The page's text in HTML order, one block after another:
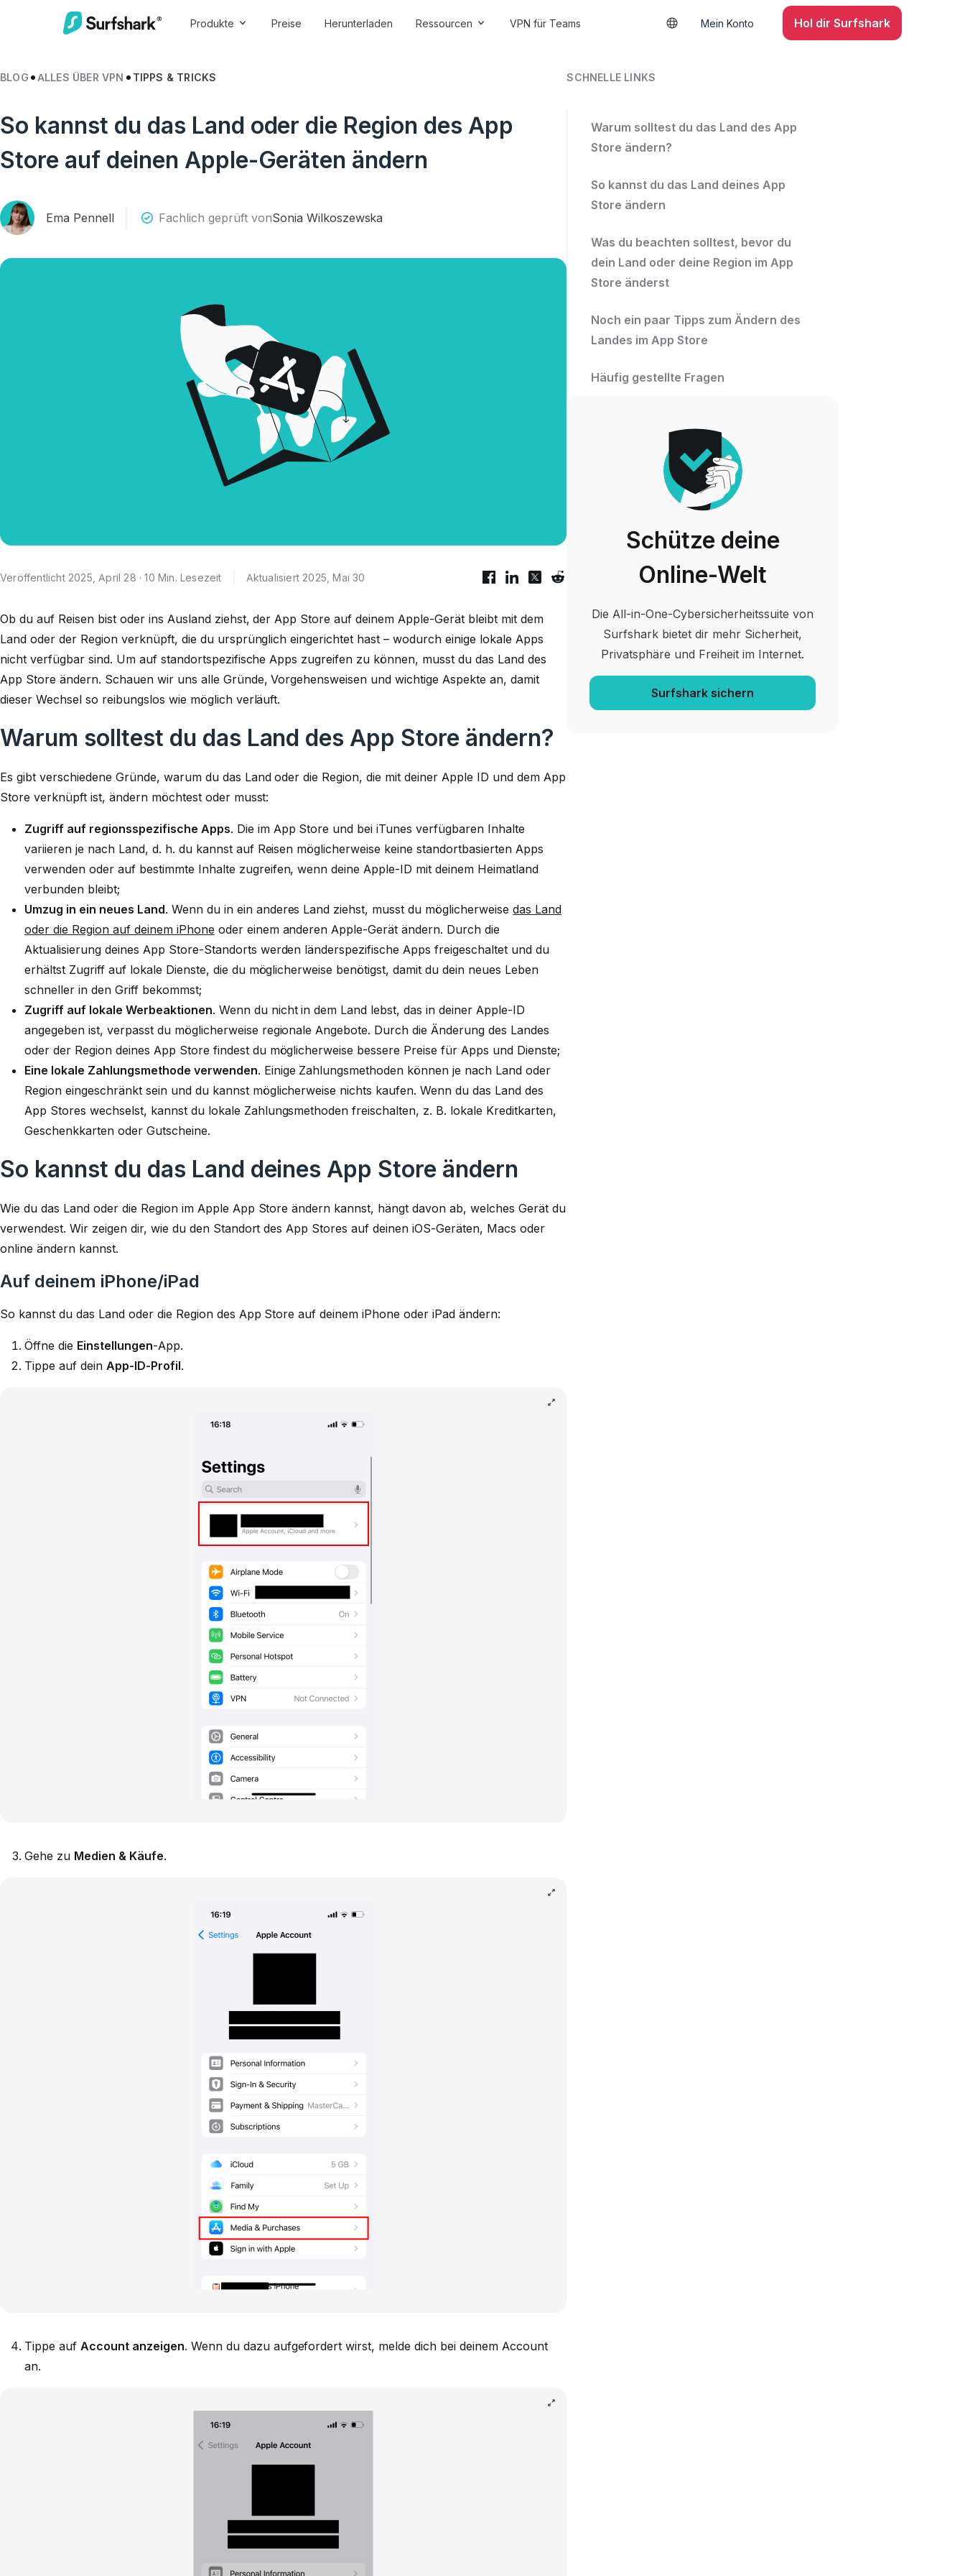
Produkte Preise Herunterladen Ressourcen VPN für Teams Mein Konto Hol dir Surfshark
BLOG ALLES ÜBER VPN TIPPS & TRICKS
So kannst du das Land oder die Region des App
Store auf deinen Apple-Geräten ändern
Ema Pennell Fachlich geprüft vonSonia Wilkoszewska
Veröffentlicht 2025, April 28 · 10 Min. Lesezeit Aktualisiert 2025, Mai 30
Ob du auf Reisen bist oder ins Ausland ziehst, der App Store auf deinem Apple-Gerät bleibt mit dem
Land oder der Region verknüpft, die du ursprünglich eingerichtet hast – wodurch einige lokale Apps
nicht verfügbar sind. Um auf standortspezifische Apps zugreifen zu können, musst du das Land des
App Store ändern. Schauen wir uns alle Gründe, Vorgehensweisen und wichtige Aspekte an, damit
dieser Wechsel so reibungslos wie möglich verläuft.
Warum solltest du das Land des App Store ändern?
Es gibt verschiedene Gründe, warum du das Land oder die Region, die mit deiner Apple ID und dem App
Store verknüpft ist, ändern möchtest oder musst:
Zugriff auf regionsspezifische Apps. Die im App Store und bei iTunes verfügbaren Inhalte
variieren je nach Land, d. h. du kannst auf Reisen möglicherweise keine standortbasierten Apps
verwenden oder auf bestimmte Inhalte zugreifen, wenn deine Apple-ID mit deinem Heimatland
verbunden bleibt;
Umzug in ein neues Land. Wenn du in ein anderes Land ziehst, musst du möglicherweisedas Land
oder die Region auf deinem iPhone oder einem anderen Apple-Gerät ändern. Durch die
Aktualisierung deines App Store-Standorts werden länderspezifische Apps freigeschaltet und du
erhältst Zugriff auf lokale Dienste, die du möglicherweise benötigst, damit du dein neues Leben
schneller in den Griff bekommst;
Zugriff auf lokale Werbeaktionen. Wenn du nicht in dem Land lebst, das in deiner Apple-ID
angegeben ist, verpasst du möglicherweise regionale Angebote. Durch die Änderung des Landes
oder der Region deines App Store findest du möglicherweise bessere Preise für Apps und Dienste;
Eine lokale Zahlungsmethode verwenden. Einige Zahlungsmethoden können je nach Land oder
Region eingeschränkt sein und du kannst möglicherweise nichts kaufen. Wenn du das Land des
App Stores wechselst, kannst du lokale Zahlungsmethoden freischalten, z. B. lokale Kreditkarten,
Geschenkkarten oder Gutscheine.
So kannst du das Land deines App Store ändern
Wie du das Land oder die Region im Apple App Store ändern kannst, hängt davon ab, welches Gerät du
verwendest. Wir zeigen dir, wie du den Standort des App Stores auf deinen iOS-Geräten, Macs oder
online ändern kannst.
Auf deinem iPhone/iPad
So kannst du das Land oder die Region des App Store auf deinem iPhone oder iPad ändern:
Öffne die Einstellungen-App.
Tippe auf dein App-ID-Profil.
Gehe zu Medien & Käufe.
Tippe auf Account anzeigen. Wenn du dazu aufgefordert wirst, melde dich bei deinem Account
an.
SCHNELLE LINKS
Warum solltest du das Land des App
Store ändern?
So kannst du das Land deines App
Store ändern
Was du beachten solltest, bevor du
dein Land oder deine Region im App
Store änderst
Noch ein paar Tipps zum Ändern des
Landes im App Store
Häufig gestellte Fragen
Schütze deine
Online-Welt
Die All-in-One-Cybersicherheitssuite von
Surfshark bietet dir mehr Sicherheit,
Privatsphäre und Freiheit im Internet.
Surfshark sichern